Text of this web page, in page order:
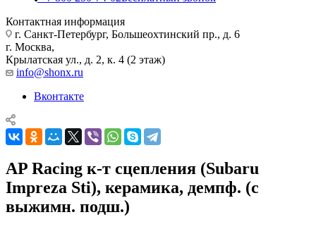
Контактная информация
г. Санкт-Петербург, Большеохтинский пр., д. 6
г. Москва,
Крылатская ул., д. 2, к. 4 (2 этаж)
info@shonx.ru
Вконтакте
AP Racing к-т сцепления (Subaru
Impreza Sti), керамика, демпф. (с
выжимн. подш.)